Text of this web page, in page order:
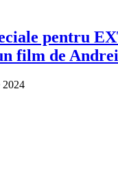
pentru
film de
2024